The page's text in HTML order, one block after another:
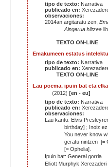
tipo de texto: Narrativa
publicado en:
observaciones:
2014an argitaratu zen,
Aingerua hiltzea
TEXTO ON-LINE
Emakumeen estatus
tipo de texto: Narrativa
publicado en:
TEXTO ON-LINE
Lau poema, ipuin bat eta
(2012)[en - eu]
tipo de texto: Narrativa
publicado en:
observaciones:
Lau kantu: Elvis
birthday] ; Inoiz
You never know
geratu nintzen [=
[= Ophelia].
Ipuin bat: General gorria.
Elliott Murphyk